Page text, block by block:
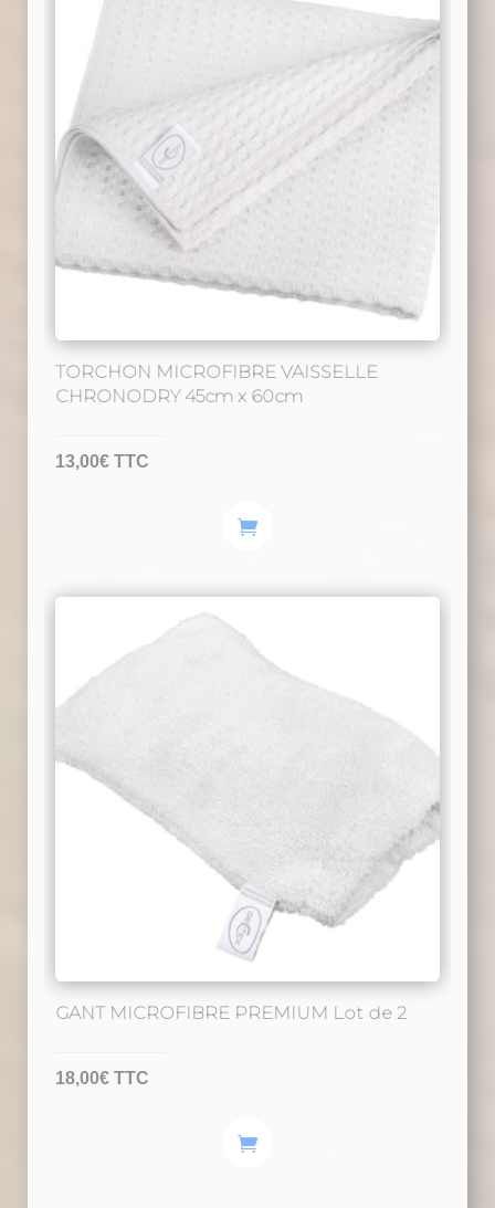
variations.
choisies
sur
la
produit
TORCHON MICROFIBRE VAISSELLE
CHRONODRY 45cm x 60cm
13,00€ TTC
GANT MICROFIBRE PREMIUM Lot de 2
18,00€ TTC